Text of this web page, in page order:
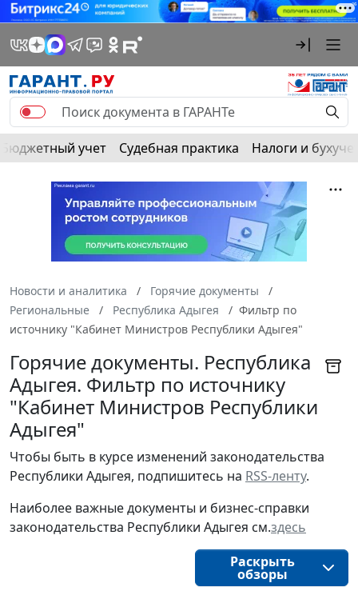
Бюджетный учет Судебная практика Налоги и
Новости и аналитика
Горячие документы
Региональные
Республика Адыгея
Фильтр по
источнику "Кабинет Министров Республики Адыгея"
Горячие документы. Республика
Адыгея. Фильтр по источнику
"Кабинет Министров Республики
Адыгея"
Чтобы быть в курсе изменений законодательства
Республики Адыгея, подпишитесь на RSS-ленту.
Наиболее важные документы и бизнес-справки
законодательства Республики Адыгея см.здесь
Раскрыть
обзоры